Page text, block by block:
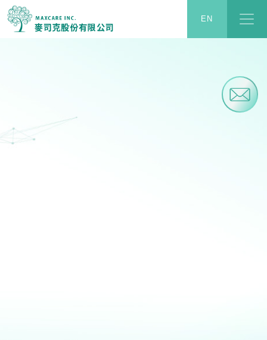
麥司克股份有限公司
麥司克嚴選健康保健素材，代理的素材均以天然、科學為根
本，安全、準確為基礎。
EN